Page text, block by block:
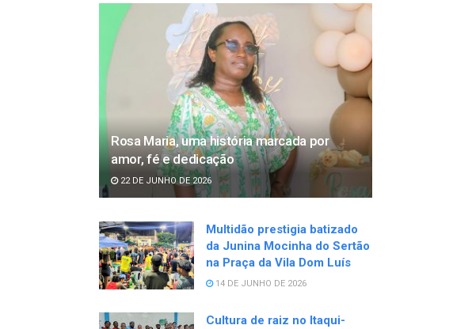
Rosa Maria, uma história marcada por
amor, fé e dedicação
22 DE JUNHO DE 2026
Multidão prestigia batizado
da Junina Mocinha do Sertão
na Praça da Vila Dom Luís
14 DE JUNHO DE 2026
Cultura de raiz no Itaqui-